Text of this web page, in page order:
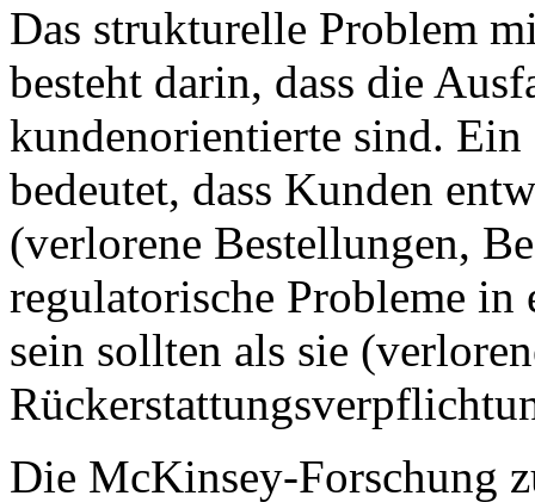
Das strukturelle Problem
besteht darin, dass die
kundenorientierte sind. Ein
bedeutet, dass Kunden
(verlorene Bestellungen,
regulatorische Probleme
sein sollten als sie
Die McKinsey-Forschung